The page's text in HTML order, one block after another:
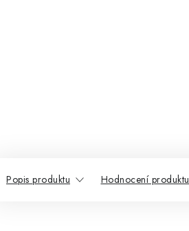
Popis produktu Hodnocení produktu